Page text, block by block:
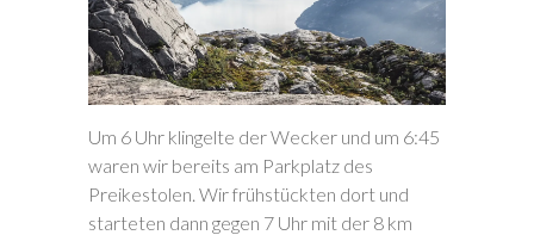
Um 6 Uhr klingelte der Wecker und um 6:45
waren wir bereits am Parkplatz des
Preikestolen. Wir frühstückten dort und
starteten dann gegen 7 Uhr mit der 8 km